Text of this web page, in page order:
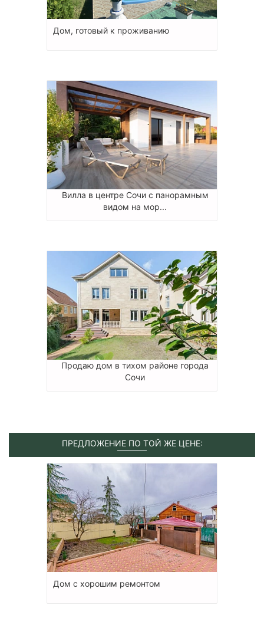
Дом, готовый к проживанию
Вилла в центре Сочи с панорамным
видом на мор...
Продаю дом в тихом районе города
Сочи
ПРЕДЛОЖЕНИЕ ПО ТОЙ ЖЕ ЦЕНЕ:
Дом с хорошим ремонтом